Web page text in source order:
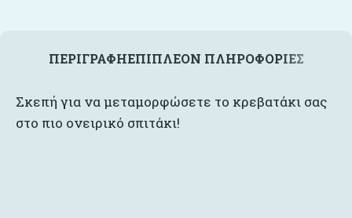
ΠΕΡΙΓΡΑΦΉΕΠΙΠΛΈΟΝ ΠΛΗΡΟΦΟΡΊΕΣ
Σκεπή για να μεταμορφώσετε το κρεβατάκι σας
στο πιο ονειρικό σπιτάκι!